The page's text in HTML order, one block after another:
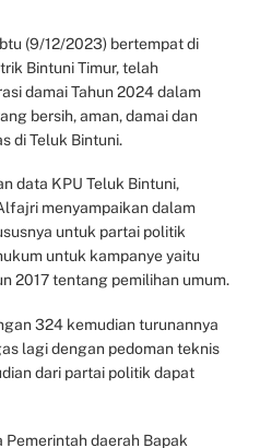
(9/12/2023) bertempat di
Bintuni Timur, telah
damai Tahun 2024 dalam
bersih, aman, damai dan
di Teluk Bintuni.
data KPU Teluk Bintuni,
menyampaikan dalam
untuk partai politik
untuk kampanye yaitu
2017 tentang pemilihan umum.
324 kemudian turunannya
lagi dengan pedoman teknis
dari partai politik dapat
Pemerintah daerah Bapak